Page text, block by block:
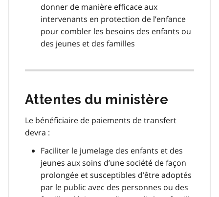
donner de manière efficace aux
intervenants en protection de l’enfance
pour combler les besoins des enfants ou
des jeunes et des familles
Attentes du ministère
Le bénéficiaire de paiements de transfert
devra :
Faciliter le jumelage des enfants et des
jeunes aux soins d’une société de façon
prolongée et susceptibles d’être adoptés
par le public avec des personnes ou des